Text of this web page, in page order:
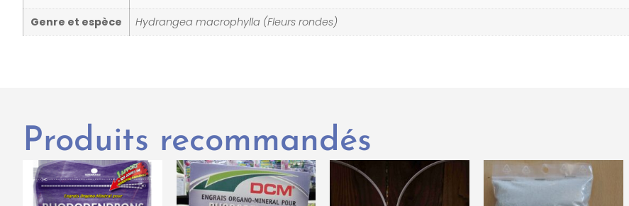
Genre et espèce Hydrangea macrophylla (Fleurs rondes)
Produits recommandés